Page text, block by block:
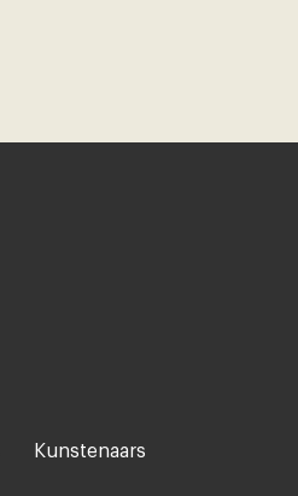
Kunstenaars